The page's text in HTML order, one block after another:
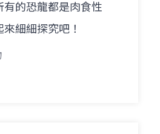
有的恐龍都是肉食性
細細探究吧！